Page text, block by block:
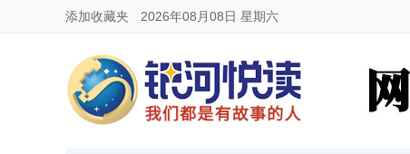
添加收藏夹 2026年08月08日 星期六